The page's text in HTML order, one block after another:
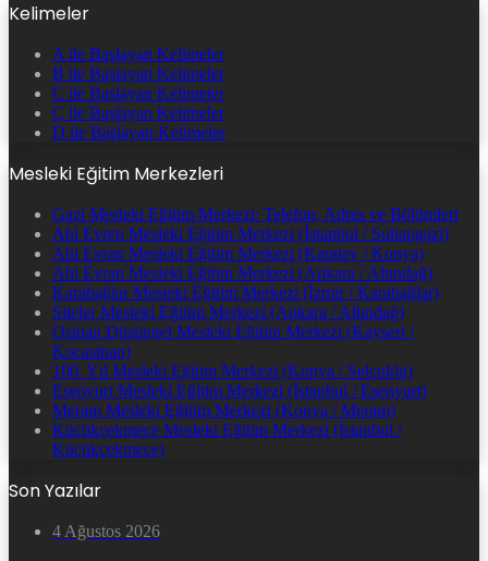
Kelimeler
A ile Başlayan Kelimeler
B ile Başlayan Kelimeler
C ile Başlayan Kelimeler
Ç ile Başlayan Kelimeler
D ile Başlayan Kelimeler
Mesleki Eğitim Merkezleri
Gazi Mesleki Eğitim Merkezi: Telefon, Adres ve Bölümleri
Ahi Evren Mesleki Eğitim Merkezi (İstanbul / Sultangazi)
Ahi Evran Mesleki Eğitim Merkezi (Karatay / Konya)
Ahi Evran Mesleki Eğitim Merkezi (Ankara / Altındağ)
Karabağlar Mesleki Eğitim Merkezi (İzmir / Karabağlar)
Siteler Mesleki Eğitim Merkezi (Ankara / Altındağ)
Osman Düşüngel Mesleki Eğitim Merkezi (Kayseri /
Kocasinan)
100. Yıl Mesleki Eğitim Merkezi (Konya / Selçuklu)
Esenyurt Mesleki Eğitim Merkezi (İstanbul / Esenyurt)
Meram Mesleki Eğitim Merkezi (Konya / Meram)
Küçükçekmece Mesleki Eğitim Merkezi (İstanbul /
Küçükçekmece)
Son Yazılar
4 Ağustos 2026